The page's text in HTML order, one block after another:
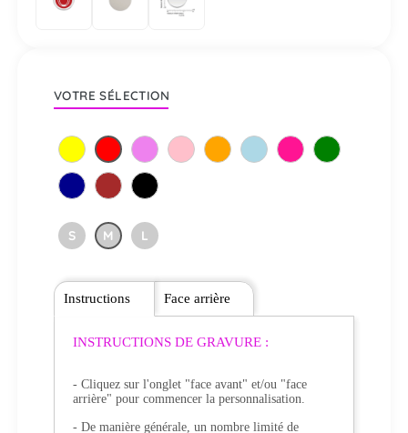
VOTRE SÉLECTION
S M L
Instructions
INSTRUCTIONS DE GRAVURE :
- Cliquez sur l'onglet "face avant" et/ou "face
arrière" pour commencer la personnalisation.
- De manière générale, un nombre limité de
Face arrière